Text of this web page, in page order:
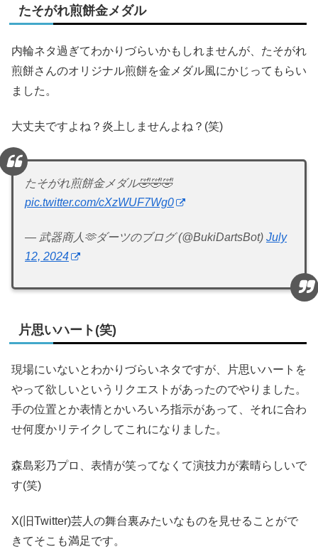
たそがれ煎餅金メダル
内輪ネタ過ぎてわかりづらいかもしれませんが、たそがれ
煎餅さんのオリジナル煎餅を金メダル風にかじってもらい
ました。
大丈夫ですよね？炎上しませんよね？(笑)
たそがれ煎餅金メダル🤣🤣🤣
pic.twitter.com/cXzWUF7Wg0
— 武器商人🫶ダーツのブログ (@BukiDartsBot) July
12, 2024
片思いハート(笑)
現場にいないとわかりづらいネタですが、片思いハートを
やって欲しいというリクエストがあったのでやりました。
手の位置とか表情とかいろいろ指示があって、それに合わ
せ何度かリテイクしてこれになりました。
森島彩乃プロ、表情が笑ってなくて演技力が素晴らしいで
す(笑)
X(旧Twitter)芸人の舞台裏みたいなものを見せることがで
きてそこも満足です。